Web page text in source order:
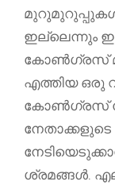
മുറുമുറുപ്പുകൾ
ഇല്ലെന്നും
കോൺഗ്രസ്
എത്തിയ ഒരു
കോൺഗ്രസ്
ശ്രമങ്ങൾ.